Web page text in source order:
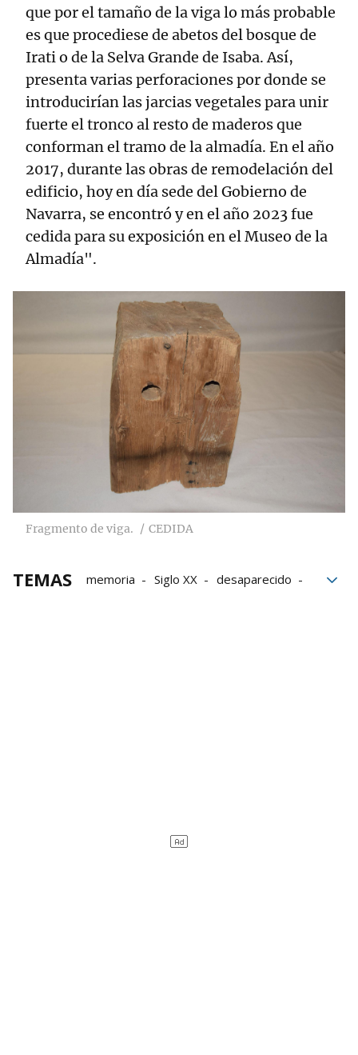
que por el tamaño de la viga lo más probable
es que procediese de abetos del bosque de
Irati o de la Selva Grande de Isaba. Así,
presenta varias perforaciones por donde se
introducirían las jarcias vegetales para unir
fuerte el tronco al resto de maderos que
conforman el tramo de la almadía. En el año
2017, durante las obras de remodelación del
edificio, hoy en día sede del Gobierno de
Navarra, se encontró y en el año 2023 fue
cedida para su exposición en el Museo de la
Almadía".
Fragmento de viga. CEDIDA
TEMAS memoria Siglo XX
desaparecido